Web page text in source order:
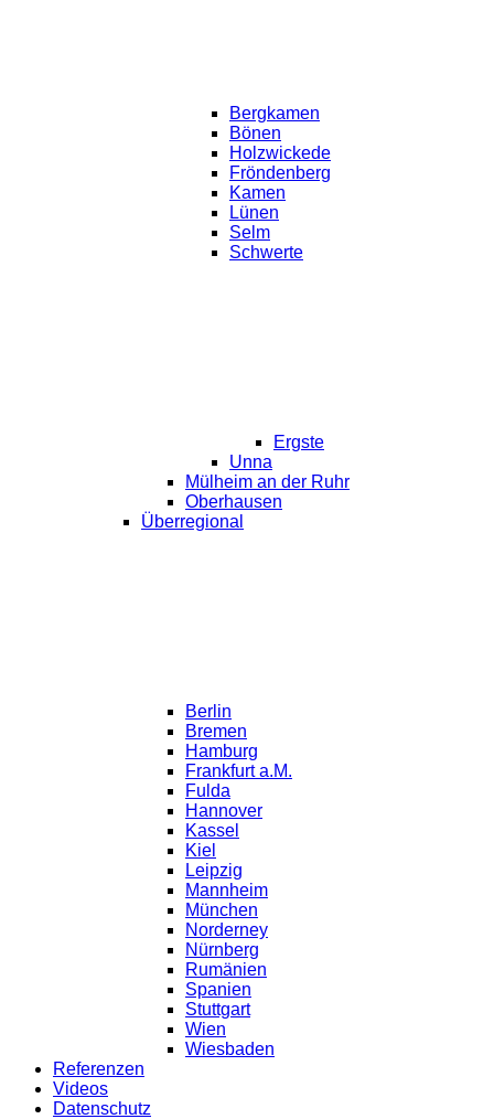
Bergkamen
Bönen
Holzwickede
Fröndenberg
Kamen
Lünen
Selm
Schwerte
Ergste
Unna
Mülheim an der Ruhr
Oberhausen
Überregional
Berlin
Bremen
Hamburg
Frankfurt a.M.
Fulda
Hannover
Kassel
Kiel
Leipzig
Mannheim
München
Norderney
Nürnberg
Rumänien
Spanien
Stuttgart
Wien
Wiesbaden
Referenzen
Videos
Datenschutz